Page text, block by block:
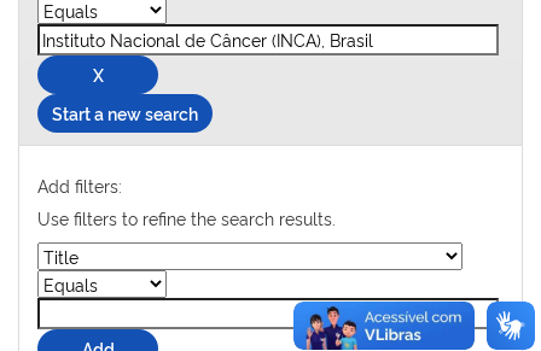
Start a new search
Add filters:
Use filters to refine the search results.